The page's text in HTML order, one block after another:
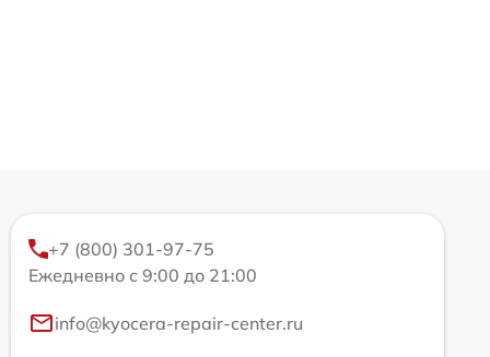
+7 (800) 301-97-75
Ежедневно с 9:00 до 21:00
info@kyocera-repair-center.ru